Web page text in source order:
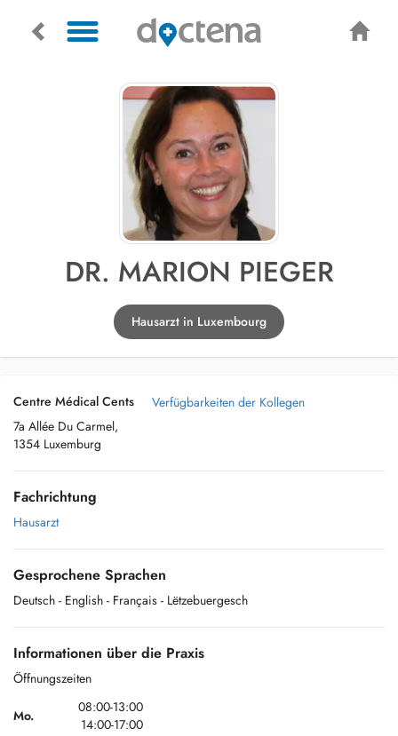
DR. MARION PIEGER
Hausarzt in Luxembourg
Centre Médical Cents
7a Allée Du Carmel,
1354 Luxemburg
Verfügbarkeiten der Kollegen
Fachrichtung
Hausarzt
Gesprochene Sprachen
Deutsch - English - Français - Lëtzebuergesch
Informationen über die Praxis
Öffnungszeiten
Mo.
08:00-13:00
14:00-17:00